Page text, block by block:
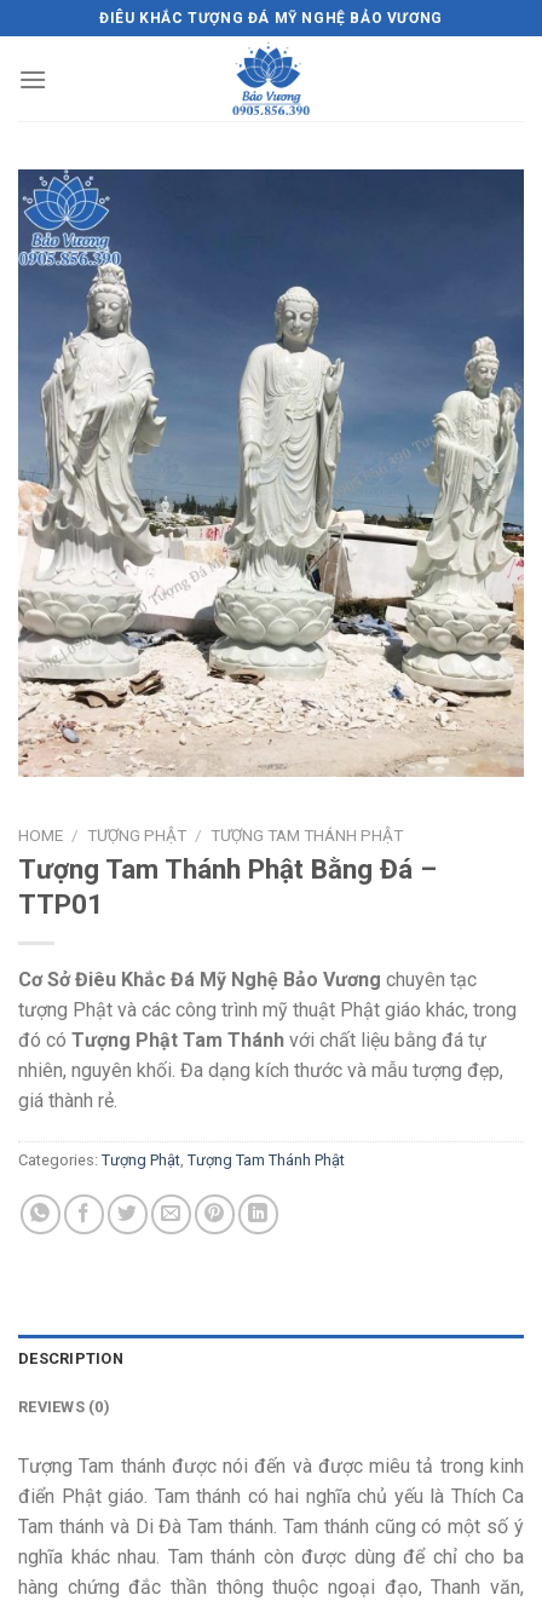
to
content
ĐIÊU KHẮC TƯỢNG ĐÁ MỸ NGHỆ BẢO VƯƠNG
HOME / TƯỢNG PHẬT / TƯỢNG TAM THÁNH PHẬT
Tượng Tam Thánh Phật Bằng Đá –
TTP01
Cơ Sở Điêu Khắc Đá Mỹ Nghệ Bảo Vương chuyên tạc
tượng Phật và các công trình mỹ thuật Phật giáo khác, trong
đó có Tượng Phật Tam Thánh với chất liệu bằng đá tự
nhiên, nguyên khối. Đa dạng kích thước và mẫu tượng đẹp,
giá thành rẻ.
Categories: Tượng Phật, Tượng Tam Thánh Phật
DESCRIPTION
REVIEWS (0)
Tượng Tam thánh được nói đến và được miêu tả trong kinh
điển Phật giáo. Tam thánh có hai nghĩa chủ yếu là Thích Ca
Tam thánh và Di Đà Tam thánh. Tam thánh cũng có một số ý
nghĩa khác nhau. Tam thánh còn được dùng để chỉ cho ba
hàng chứng đắc thần thông thuộc ngoại đạo, Thanh văn,